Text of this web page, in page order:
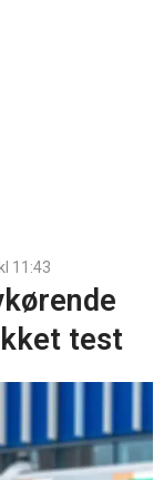
11:43
test